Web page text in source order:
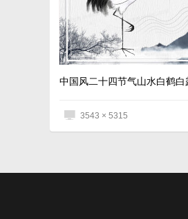
3543 × 5315